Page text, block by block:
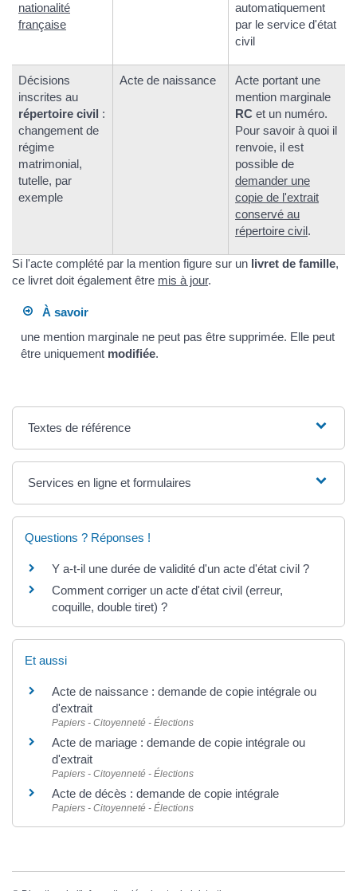
nationalité
française
automatiquement
par le service d'état
civil
Décisions
inscrites au
répertoire civil :
changement de
régime
matrimonial,
tutelle, par
exemple
Acte de naissance
Acte portant une
mention marginale
RC et un numéro.
Pour savoir à quoi il
renvoie, il est
possible de
demander une
copie de l'extrait
conservé au
répertoire civil.
Si l'acte complété par la mention figure sur un livret de famille,
ce livret doit également être mis à jour.
À savoir
une mention marginale ne peut pas être supprimée. Elle peut
être uniquement modifiée.
Textes de référence
Services en ligne et formulaires
Questions ? Réponses !
Y a-t-il une durée de validité d'un acte d'état civil ?
Comment corriger un acte d'état civil (erreur,
coquille, double tiret) ?
Et aussi
Acte de naissance : demande de copie intégrale ou
d'extrait
Papiers - Citoyenneté - Élections
Acte de mariage : demande de copie intégrale ou
d'extrait
Papiers - Citoyenneté - Élections
Acte de décès : demande de copie intégrale
Papiers - Citoyenneté - Élections